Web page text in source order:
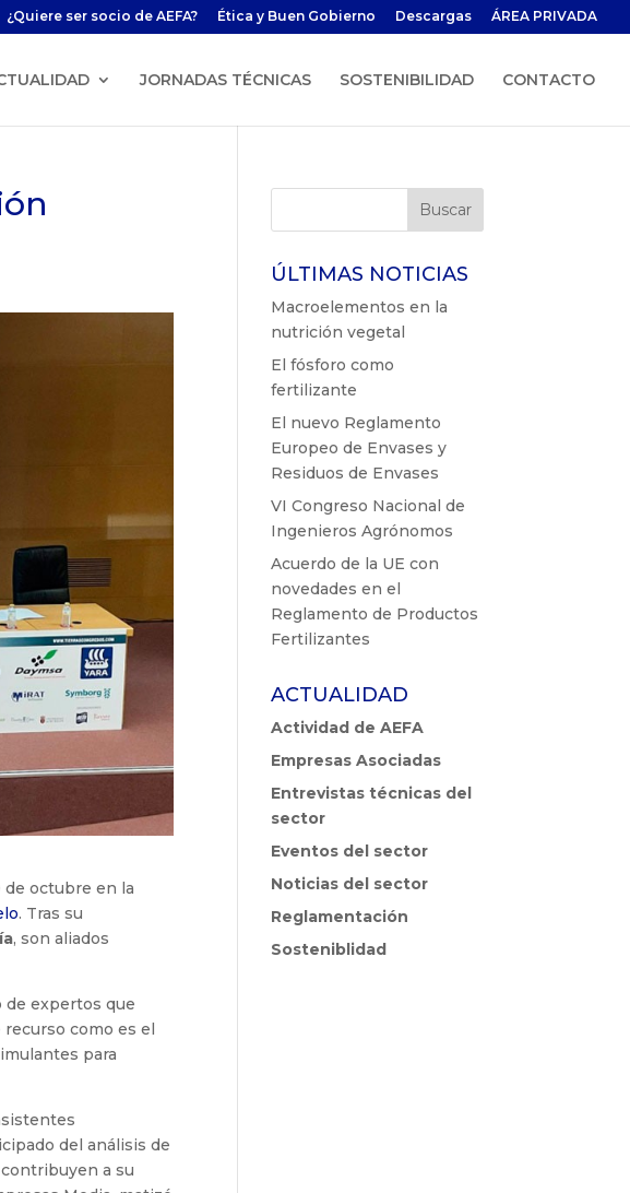
¿Quiere ser socio de AEFA? Ética y Buen Gobierno Descargas ÁREA PRIVADA
JORNADAS TÉCNICAS SOSTENIBILIDAD CONTACTO
de octubre en la
. Tras su
, son aliados
de expertos que
como es el
para
del análisis de
a su
ÚLTIMAS NOTICIAS
Macroelementos en la
nutrición vegetal
El fósforo como
fertilizante
El nuevo Reglamento
Europeo de Envases y
Residuos de Envases
VI Congreso Nacional de
Ingenieros Agrónomos
Acuerdo de la UE con
novedades en el
Reglamento de Productos
Fertilizantes
ACTUALIDAD
Actividad de AEFA
Empresas Asociadas
Entrevistas técnicas del
sector
Eventos del sector
Noticias del sector
Reglamentación
Sosteniblidad